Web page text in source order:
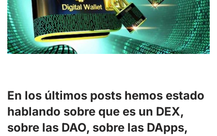
En los últimos posts hemos estado
hablando sobre que es un DEX,
sobre las DAO, sobre las DApps,